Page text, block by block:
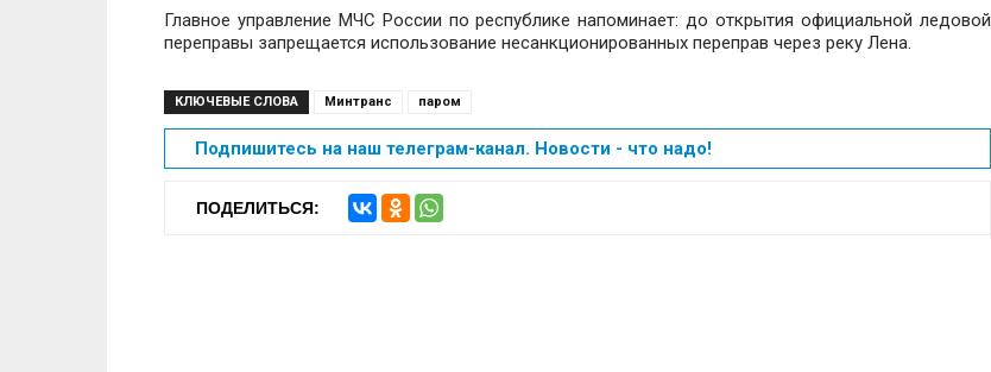
Главное управление МЧС России по республике напоминает: до открытия официальной ледовой
переправы запрещается использование несанкционированных переправ через реку Лена.
КЛЮЧЕВЫЕ СЛОВА Минтранс паром
Подпишитесь на наш телеграм-канал. Новости - что надо!
ПОДЕЛИТЬСЯ: